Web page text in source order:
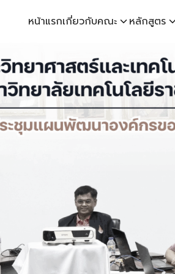
หน้าแรกเกี่ยวกับคณะ หลักสูตร